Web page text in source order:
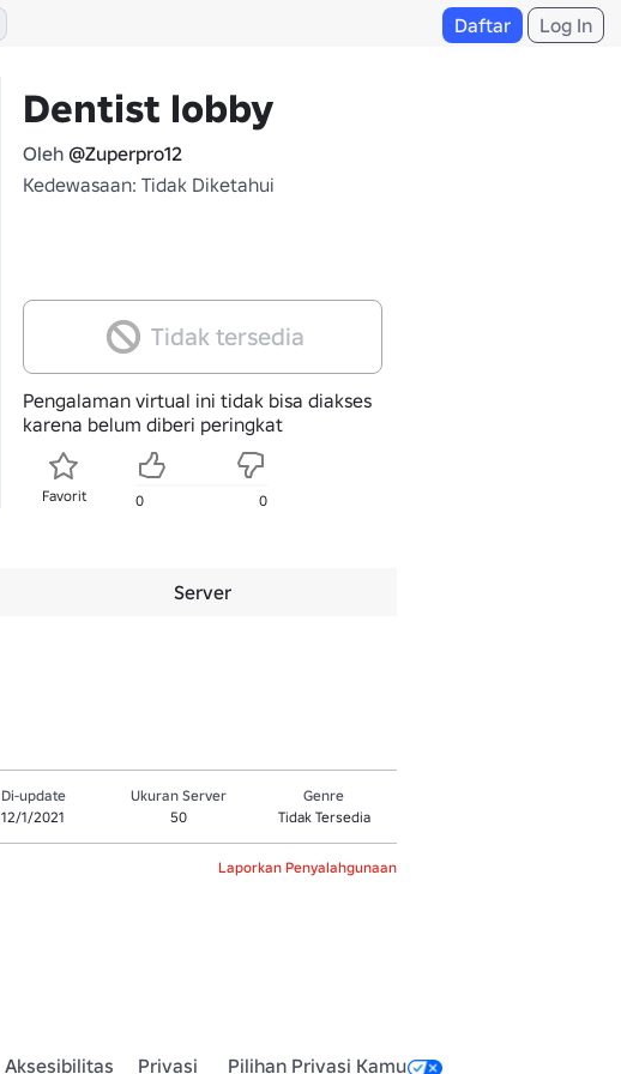
Daftar Log In
Dentist lobby
Oleh @Zuperpro12
Kedewasaan: Tidak Diketahui
Tidak tersedia
Pengalaman virtual ini tidak bisa diakses
karena belum diberi peringkat
Favorit 0 0
Server
Di-update
12/1/2021
Ukuran Server
50
Genre
Tidak Tersedia
Laporkan Penyalahgunaan
Aksesibilitas Privasi Pilihan Privasi Kamu